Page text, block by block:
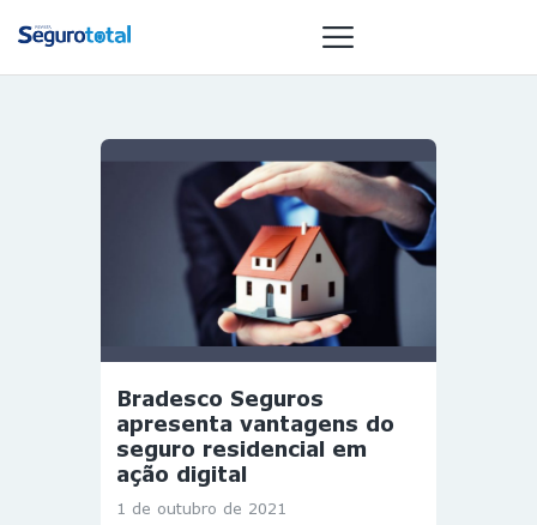
NOTÍCIAS
REVISTA
ESPECIAIS
GAIVOTA DE
OURO
ST SUMMIT
GESTORAS
HOMEST
HOME
Bradesco Seguros
apresenta vantagens do
seguro residencial em
ação digital
1 de outubro de 2021